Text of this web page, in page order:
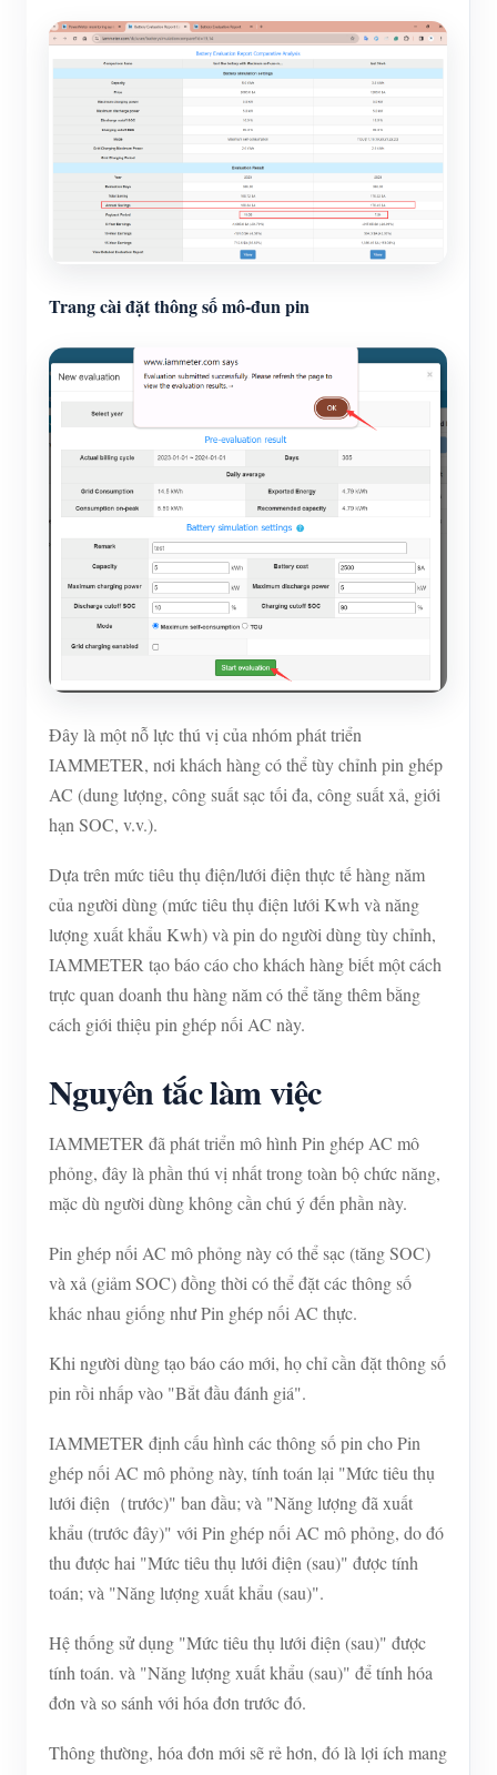
Trang cài đặt thông số mô-đun pin
Đây là một nỗ lực thú vị của nhóm phát triển
IAMMETER, nơi khách hàng có thể tùy chỉnh pin ghép
AC (dung lượng, công suất sạc tối đa, công suất xả, giới
hạn SOC, v.v.).
Dựa trên mức tiêu thụ điện/lưới điện thực tế hàng năm
của người dùng (mức tiêu thụ điện lưới Kwh và năng
lượng xuất khẩu Kwh) và pin do người dùng tùy chỉnh,
IAMMETER tạo báo cáo cho khách hàng biết một cách
trực quan doanh thu hàng năm có thể tăng thêm bằng
cách giới thiệu pin ghép nối AC này.
Nguyên tắc làm việc
IAMMETER đã phát triển mô hình Pin ghép AC mô
phỏng, đây là phần thú vị nhất trong toàn bộ chức năng,
mặc dù người dùng không cần chú ý đến phần này.
Pin ghép nối AC mô phỏng này có thể sạc (tăng SOC)
và xả (giảm SOC) đồng thời có thể đặt các thông số
khác nhau giống như Pin ghép nối AC thực.
Khi người dùng tạo báo cáo mới, họ chỉ cần đặt thông số
pin rồi nhấp vào "Bắt đầu đánh giá".
IAMMETER định cấu hình các thông số pin cho Pin
ghép nối AC mô phỏng này, tính toán lại "Mức tiêu thụ
lưới điện（trước)" ban đầu; và "Năng lượng đã xuất
khẩu (trước đây)" với Pin ghép nối AC mô phỏng, do đó
thu được hai "Mức tiêu thụ lưới điện (sau)" được tính
toán; và "Năng lượng xuất khẩu (sau)".
Hệ thống sử dụng "Mức tiêu thụ lưới điện (sau)" được
tính toán. và "Năng lượng xuất khẩu (sau)" để tính hóa
đơn và so sánh với hóa đơn trước đó.
Thông thường, hóa đơn mới sẽ rẻ hơn, đó là lợi ích mang